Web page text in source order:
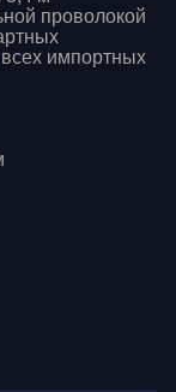
проволокой
импортных